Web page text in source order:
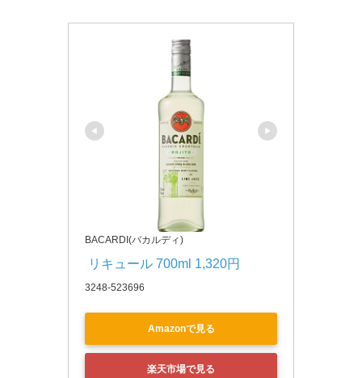
BACARDI(バカルディ)
リキュール 700ml 1,320円
3248-523696
Amazonで見る
楽天市場で見る